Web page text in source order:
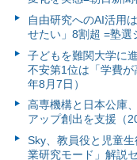
自由研究へのAI活用
せたい」8割超 =塾選
子どもを難関大学に
不安第1位は「学費
年8月7日）
高専機構と日本公庫
アップ創出を支援（
Sky、教員役と児童
業研究モード」解説